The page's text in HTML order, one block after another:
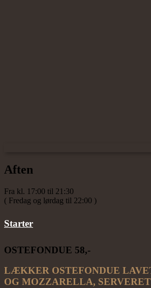
Aften
Fra kl. 17:00 til 21:30
( Fredag og lørdag til 22:00 )
Starter
OSTEFONDUE 58,-
LÆKKER OSTEFONDUE
OG MOZZARELLA,